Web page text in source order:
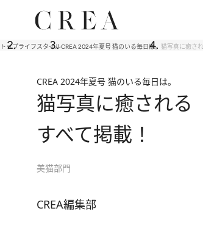
トップライフスタイルCREA 2024年夏号 猫のいる毎日は。 猫写真に癒さ
CREA 2024年夏号 猫のいる毎日は。
猫写真に癒される
すべて掲載！
美猫部門
CREA編集部